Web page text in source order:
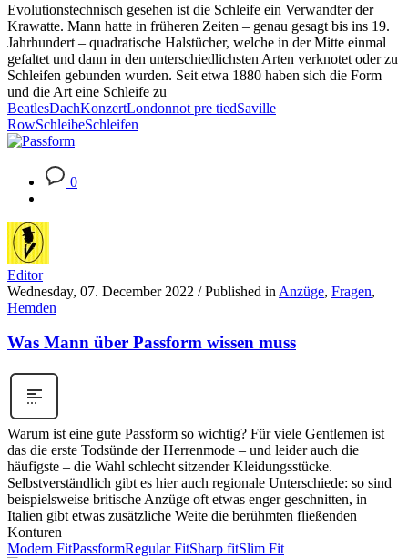
Evolutionstechnisch gesehen ist die Schleife ein Verwandter der
Krawatte. Mann hatte in früheren Zeiten – genau gesagt bis ins 19.
Jahrhundert – quadratische Halstücher, welche in der Mitte einmal
gefaltet und dann in den unterschiedlichsten Arten verknotet oder zu
Schleifen gebunden wurden. Seit etwa 1880 haben sich die Form
und die Art eine Schleife zu
BeatlesDachKonzertLondonnot pre tiedSaville
RowSchleibeSchleifen
0
Editor
Wednesday, 07. December 2022 / Published in Anzüge, Fragen,
Hemden
Was Mann über Passform wissen muss
Warum ist eine gute Passform so wichtig? Für viele Gentlemen ist
das die erste Todsünde der Herrenmode – und leider auch die
häufigste – die Wahl schlecht sitzender Kleidungsstücke.
Selbstverständlich gibt es hier auch regionale Unterschiede: so sind
beispielsweise britische Anzüge oft etwas enger geschnitten, in
Italien gibt etwas zusätzliche Weite die berühmten fließenden
Konturen
Modern FitPassformRegular FitSharp fitSlim Fit